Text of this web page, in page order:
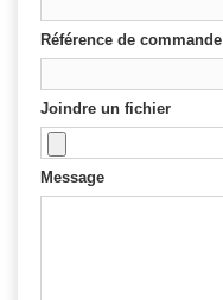
Référence de commande
Joindre un fichier
Message